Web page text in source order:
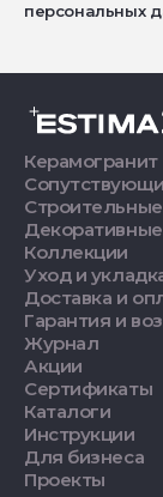
персональных
Керамогранит
Коллекции
Уход и
Доставка и
Гарантия и
Журнал
Акции
Сертификаты
Каталоги
Инструкции
Для бизнеса
Проекты